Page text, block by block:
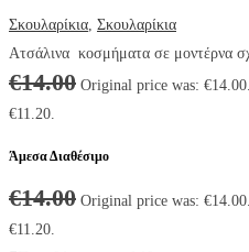
Σκουλαρίκια, Σκουλαρίκια
Ατσάλινα κοσμήματα σε μοντέρνα
€14.00 Original price was: €14.00.
€11.20.
Άμεσα Διαθέσιμο
€14.00 Original price was: €14.00.
€11.20.